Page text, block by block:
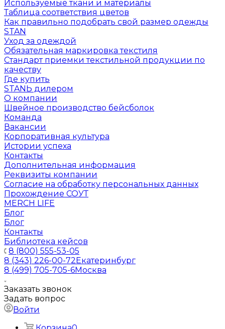
Используемые ткани и материалы
Таблица соответствия цветов
Как правильно подобрать свой размер одежды
STAN
Уход за одеждой
Обязательная маркировка текстиля
Стандарт приемки текстильной продукции по
качеству
Где купить
STANЬ дилером
О компании
Швейное производство бейсболок
Команда
Вакансии
Корпоративная культура
Истории успеха
Контакты
Дополнительная информация
Реквизиты компании
Согласие на обработку персональных данных
Прохождение СОУТ
MERCH LIFE
Блог
Блог
Контакты
Библиотека кейсов
8 (800) 555-53-05
8 (343) 226-00-72Екатеринбург
8 (499) 705-705-6Москва
Заказать звонок
Задать вопрос
Войти